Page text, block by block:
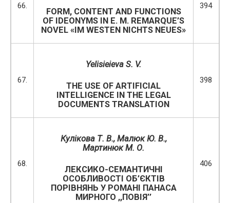
66.
FORM, CONTENT AND FUNCTIONS
OF IDEONYMS IN E. M. REMARQUE’S
NOVEL «IM WESTEN NICHTS NEUES»
394
67.
Yelisieieva S. V.
THE USE OF ARTIFICIAL
INTELLIGENCE IN THE LEGAL
DOCUMENTS TRANSLATION
398
68.
Кулікова Т. В., Малюк Ю. В.,
МартинюкМ. О.
ЛЕКСИКО-СЕМАНТИЧНІ
ОСОБЛИВОСТІ ОБ’ЄКТІВ
ПОРІВНЯНЬ У РОМАНІ ПАНАСА
МИРНОГО ,,ПОВІЯ’’
406